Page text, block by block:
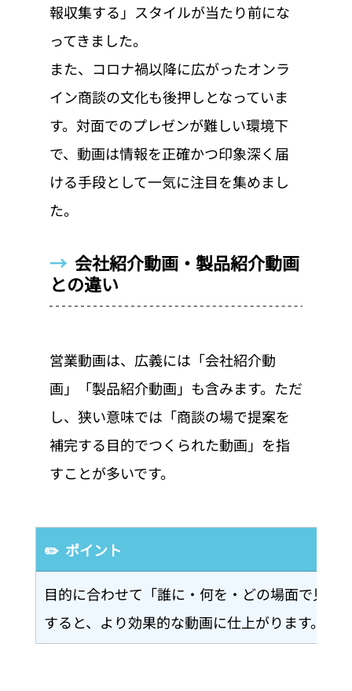
報収集する」スタイルが当たり前にな
ってきました。
また、コロナ禍以降に広がったオンラ
イン商談の文化も後押しとなっていま
す。対面でのプレゼンが難しい環境下
で、動画は情報を正確かつ印象深く届
ける手段として一気に注目を集めまし
た。
→ 会社紹介動画・製品紹介動画
との違い
営業動画は、広義には「会社紹介動
画」「製品紹介動画」も含みます。ただ
し、狭い意味では「商談の場で提案を
補完する目的でつくられた動画」を指
すことが多いです。
✏️  ポイント
目的に合わせて「誰に・何を・どの場面で見せ
すると、より効果的な動画に仕上がります。